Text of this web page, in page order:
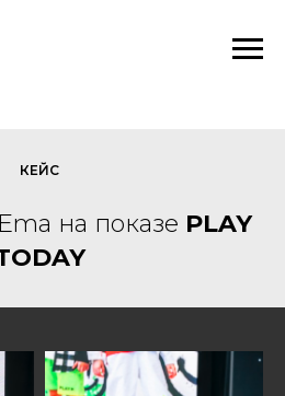
КЕЙС
на показе PLAY